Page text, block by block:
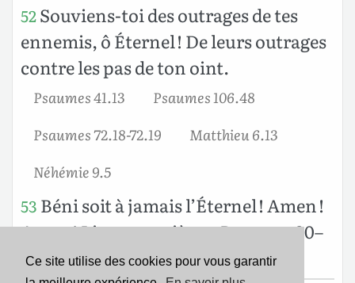
Ce site utilise des cookies pour vous garantir
52Souviens-toi des outrages de tes
ennemis, ô Éternel ! De leurs outrages
contre les pas de ton oint.
Psaumes 41.13
Psaumes 106.48
Psaumes 72.18-72.19
Matthieu 6.13
Néhémie 9.5
53 Béni soit à jamais l’Éternel ! Amen !
Amen ! Livre quatrième, Psaumes 90–
106